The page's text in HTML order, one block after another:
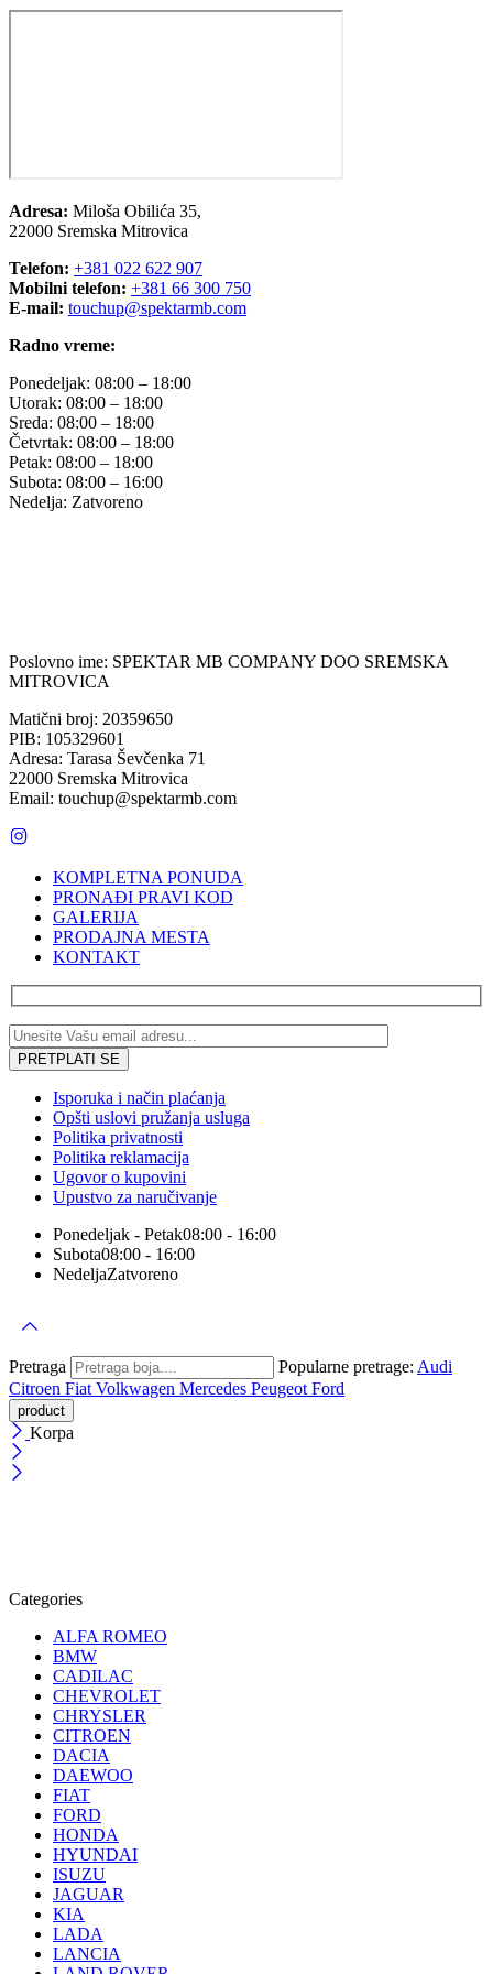
Adresa: Miloša Obilića 35,
22000 Sremska Mitrovica
Telefon: +381 022 622 907
Mobilni telefon: +381 66 300 750
E-mail: touchup@spektarmb.com
Radno vreme:
Ponedeljak: 08:00 – 18:00
Utorak: 08:00 – 18:00
Sreda: 08:00 – 18:00
Četvrtak: 08:00 – 18:00
Petak: 08:00 – 18:00
Subota: 08:00 – 16:00
Nedelja: Zatvoreno
Poslovno ime: SPEKTAR MB COMPANY DOO SREMSKA
MITROVICA
Matični broj: 20359650
PIB: 105329601
Adresa: Tarasa Ševčenka 71
22000 Sremska Mitrovica
Email: touchup@spektarmb.com
KOMPLETNA PONUDA
PRONAĐI PRAVI KOD
GALERIJA
PRODAJNA MESTA
KONTAKT
Isporuka i način plaćanja
Opšti uslovi pružanja usluga
Politika privatnosti
Politika reklamacija
Ugovor o kupovini
Upustvo za naručivanje
Ponedeljak - Petak08:00 - 16:00
Subota08:00 - 16:00
NedeljaZatvoreno
Pretraga Popularne pretrage: Audi
Citroen Fiat Volkwagen Mercedes Peugeot Ford
Korpa
Categories
ALFA ROMEO
BMW
CADILAC
CHEVROLET
CHRYSLER
CITROEN
DACIA
DAEWOO
FIAT
FORD
HONDA
HYUNDAI
ISUZU
JAGUAR
KIA
LADA
LANCIA